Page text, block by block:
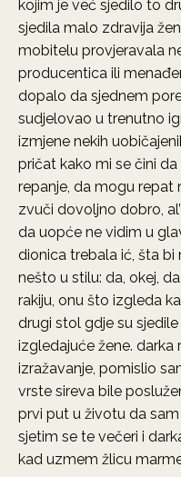
kojim je već sjedilo to
sjedila malo zdravija
mobitelu provjeravala
producentica ili
dopalo da sjednem
sudjelovao u trenutno
izmjene nekih
pričat kako mi se čini
repanje, da mogu repat
zvuči dovoljno dobro,
da uopće ne vidim u
dionica trebala ić, šta
nešto u stilu: da, okej,
rakiju, onu što izgleda
drugi stol gdje su
izgledajuće žene.
izražavanje, pomislio
vrste sireva bile
prvi put u životu da
sjetim se te večeri i
kad uzmem žlicu